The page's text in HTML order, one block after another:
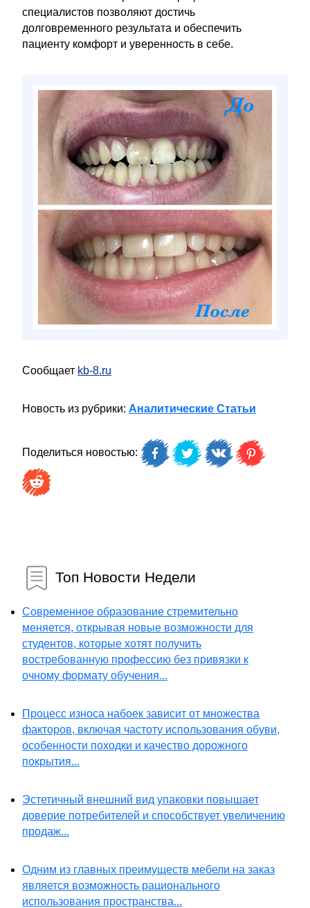
специалистов позволяют достичь
долговременного результата и обеспечить
пациенту комфорт и уверенность в себе.
Сообщает kb-8.ru
Новость из рубрики: Аналитические Статьи
Поделиться новостью:
Топ Новости Недели
Современное образование стремительно
меняется, открывая новые возможности для
студентов, которые хотят получить
востребованную профессию без привязки к
очному формату обучения...
Процесс износа набоек зависит от множества
факторов, включая частоту использования обуви,
особенности походки и качество дорожного
покрытия...
Эстетичный внешний вид упаковки повышает
доверие потребителей и способствует увеличению
продаж...
Одним из главных преимуществ мебели на заказ
является возможность рационального
использования пространства...